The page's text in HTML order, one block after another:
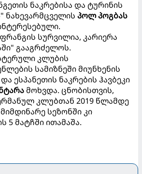
ნაკრებისა და ტურინის
ნახევარმცველის პოლ პოგბას
ფრანგის სურვილია, კარიერა
გააგრძელოს.
კლუბის
სამიზნეში მიუნხენის
ესპანეთის ნაკრების ჰავბეკი
მოხვდა. ცნობისთვის,
კლუბთან 2019 წლამდე
სეზონში კი
5 მატჩში ითამაშა.